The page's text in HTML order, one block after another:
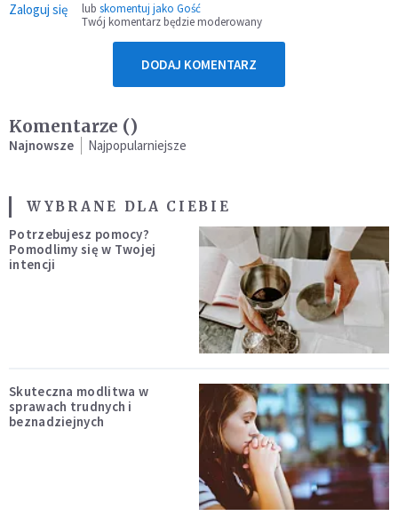
Zaloguj się lub skomentuj jako Gość
Twój komentarz będzie moderowany
DODAJ KOMENTARZ
Komentarze ()
Najnowsze Najpopularniejsze
WYBRANE DLA CIEBIE
Potrzebujesz pomocy?
Pomodlimy się w Twojej
intencji
Skuteczna modlitwa w
sprawach trudnych i
beznadziejnych